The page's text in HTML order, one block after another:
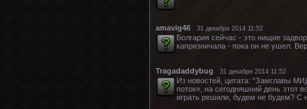
amavig46 31 декабря 2014 11:52
Болгария сейчас - это нищие
капризничала - пока он не ушел.
Tragadaddybug 31 декабря 2014 11:52
Из новостей, цитата: "Замглавы
поток», на сегодняшний день
играть решили, будем не будем? С